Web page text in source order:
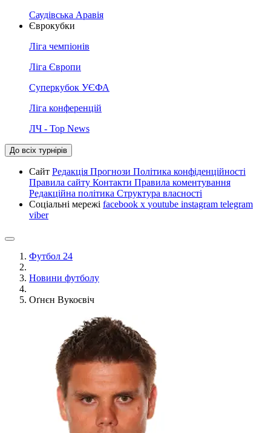
Саудівська Аравія
Єврокубки
Ліга чемпіонів
Ліга Європи
Суперкубок УЄФА
Ліга конференцій
ЛЧ - Top News
До всіх турнірів
Сайт Редакція Прогнози Політика конфіденційності
Правила сайту Контакти Правила коментування
Редакційна політика Структура власності
Соціальні мережі facebook x youtube instagram telegram
viber
Футбол 24
Новини футболу
Оґнєн Вукоєвіч